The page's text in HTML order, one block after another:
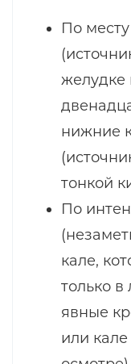
По
желудке
нижние
тонкой
По
кале,
только в
явные
или